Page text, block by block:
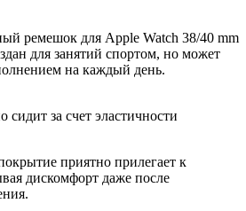
ремешок для Apple Watch 38/40 mm
для занятий спортом, но может
на каждый день.
сидит за счет эластичности
приятно прилегает к
дискомфорт даже после